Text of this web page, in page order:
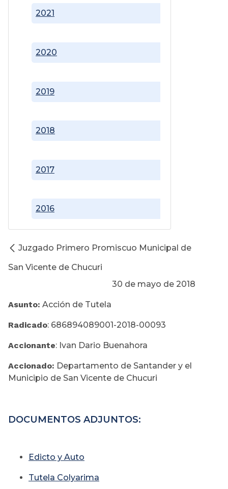
2016
2017
2018
2019
2020
2021
Juzgado Primero Promiscuo Municipal de
San Vicente de Chucuri
30 de mayo de 2018
Asunto: Acción de Tutela
Radicado: 686894089001-2018-00093
Accionante: Ivan Dario Buenahora
Accionado: Departamento de Santander y el
Municipio de San Vicente de Chucuri
DOCUMENTOS ADJUNTOS:
Edicto y Auto
Tutela Colyarima